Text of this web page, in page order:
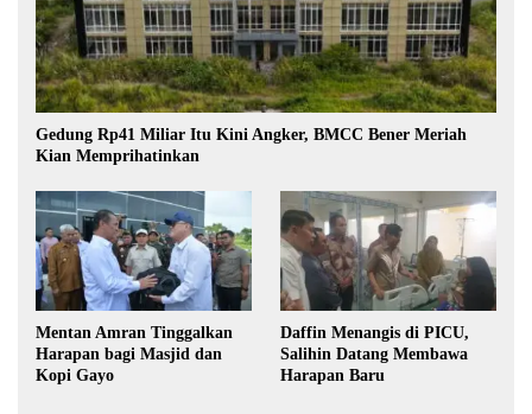
Gedung Rp41 Miliar Itu Kini Angker, BMCC Bener Meriah
Kian Memprihatinkan
Mentan Amran Tinggalkan
Harapan bagi Masjid dan
Kopi Gayo
Daffin Menangis di PICU,
Salihin Datang Membawa
Harapan Baru